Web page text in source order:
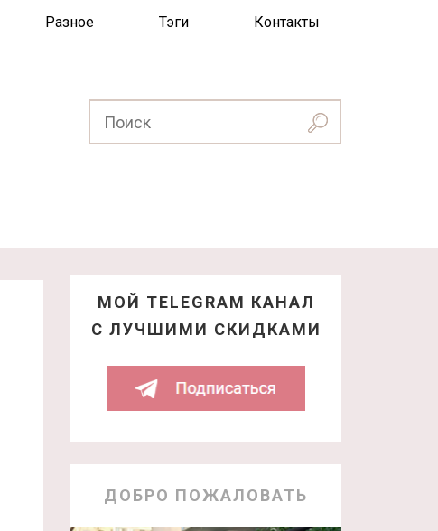
Разное Тэги Контакты
МОЙ TELEGRAM КАНАЛ
С ЛУЧШИМИ СКИДКАМИ
ДОБРО ПОЖАЛОВАТЬ